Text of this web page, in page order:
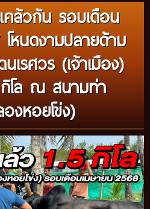
คล้วกัน รอบเดือน
โหนดงามปลายด้าม
เรศวร (เจ้าเมือง)
โล ณ สนามท่า
งหอยโข่ง)